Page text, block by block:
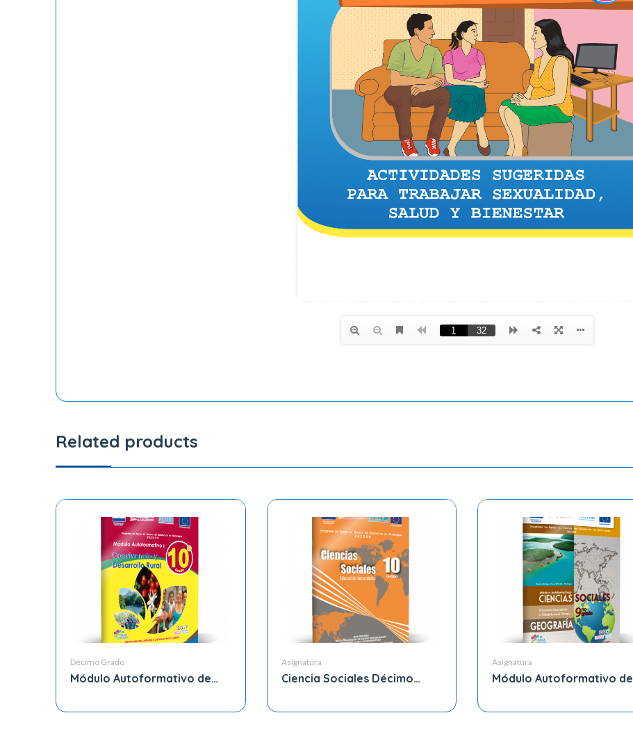
Related products
Décimo Grado
Módulo Autoformativo de
Rutal 10mo Grado
Asignatura
Ciencia Sociales Décimo
Asignatura
Módulo Autoformativo de